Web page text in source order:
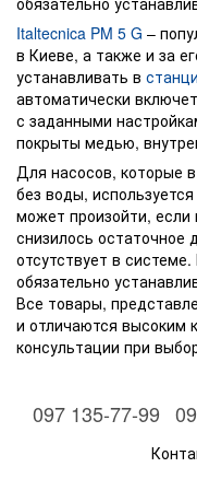
Italtecnica PM 5 G –
в Киеве, а также и за
устанавливать в
автоматически
с заданными
покрыты медью,
Для насосов, которые
без воды, используется
может произойти, если
снизилось остаточное
отсутствует в
обязательно
Все товары,
и отличаются высоким
консультации при
097 135-77-99